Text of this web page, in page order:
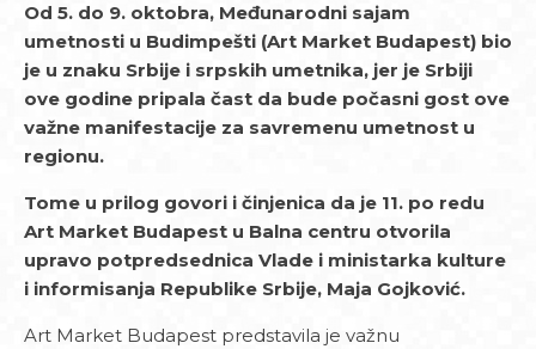
Od 5. do 9. oktobra, Međunarodni sajam
umetnosti u Budimpešti (Art Market Budapest) bio
je u znaku Srbije i srpskih umetnika, jer je Srbiji
ove godine pripala čast da bude počasni gost ove
važne manifestacije za savremenu umetnost u
regionu.
Tome u prilog govori i činjenica da je 11. po redu
Art Market Budapest u Balna centru otvorila
upravo potpredsednica Vlade i ministarka kulture
i informisanja Republike Srbije, Maja Gojković.
Art Market Budapest predstavila je važnu